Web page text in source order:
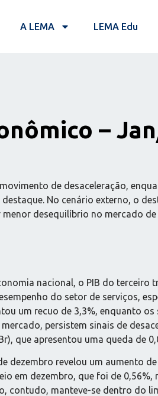
A LEMA LEMA Edu
–
de desaceleração,
No cenário externo, o
desequilíbrio no mercado
nacional, o PIB do
do setor de serviços,
um recuo de 3,3%, enquanto
persistem sinais de
que apresentou uma queda de
dezembro revelou um aumento
em dezembro, que foi de
contudo, manteve-se dentro do